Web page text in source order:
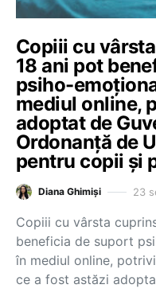
Copiii cu
18 ani pot
psiho-
mediul online,
adoptat de
Ordonanță de
pentru copii și
Diana Ghimiși 23
Copiii cu vârsta
beneficia de suport
în mediul online,
ce a fost astăzi